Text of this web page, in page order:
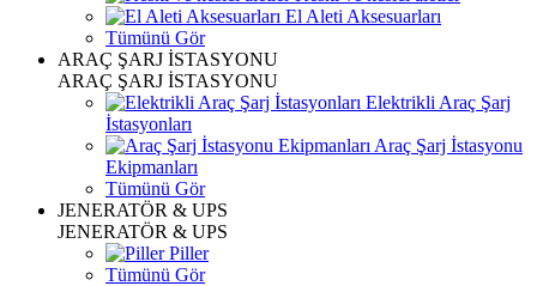
El Aleti Aksesuarları
Tümünü Gör
ARAÇ ŞARJ İSTASYONU
ARAÇ ŞARJ İSTASYONU
Elektrikli Araç Şarj
İstasyonları
Araç Şarj İstasyonu
Ekipmanları
Tümünü Gör
JENERATÖR & UPS
JENERATÖR & UPS
Piller
Tümünü Gör